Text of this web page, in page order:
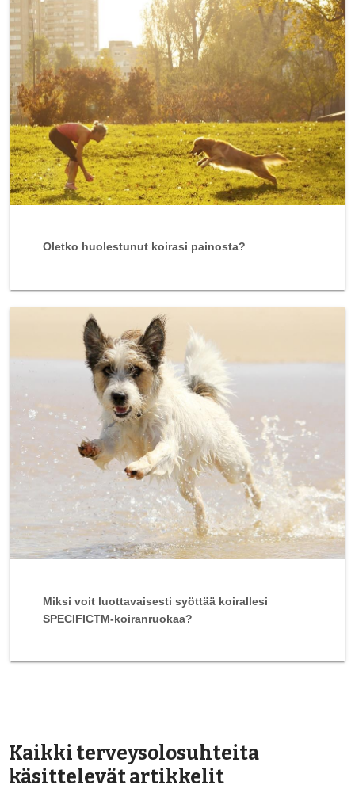
Oletko huolestunut koirasi painosta?
Miksi voit luottavaisesti syöttää koirallesi
SPECIFICTM-koiranruokaa?
Kaikki terveysolosuhteita
käsittelevät artikkelit